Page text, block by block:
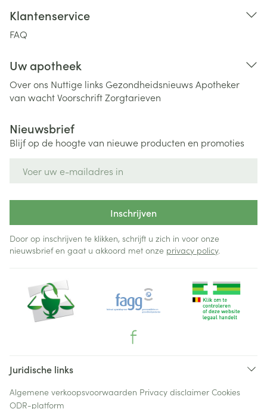
Klantenservice
FAQ
Uw apotheek
Over ons Nuttige links Gezondheidsnieuws Apotheker
van wachtVoorschriftZorgtarieven
Nieuwsbrief
Blijf op de hoogte van nieuwe producten en promoties
Inschrijven
Door op inschrijven te klikken, schrijft u zich in voor onze
nieuwsbrief en gaat u akkoord met onze privacy policy.
Juridische links
Algemene verkoopsvoorwaarden Privacy disclaimer Cookies
ODR-platform